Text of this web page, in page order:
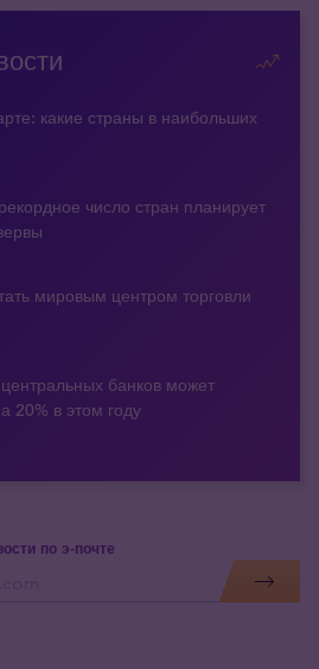
какие страны в наибольших
число стран планирует
мировым центром торговли
банков может
20% в этом году
по э-почте